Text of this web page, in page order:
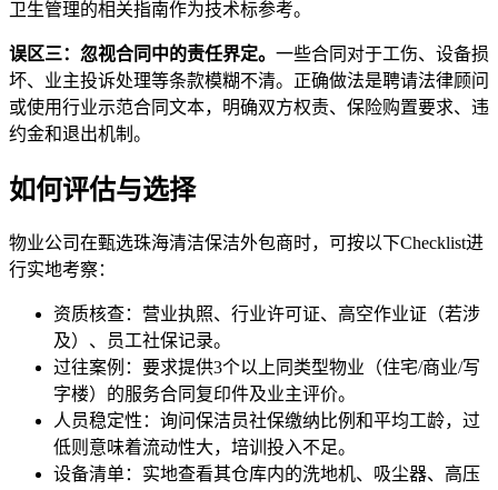
卫生管理的相关指南作为技术标参考。
误区三：忽视合同中的责任界定。 一些合同对于工伤、设备损
坏、业主投诉处理等条款模糊不清。正确做法是聘请法律顾问
或使用行业示范合同文本，明确双方权责、保险购置要求、违
约金和退出机制。
如何评估与选择
物业公司在甄选珠海清洁保洁外包商时，可按以下Checklist进
行实地考察：
资质核查：营业执照、行业许可证、高空作业证（若涉
及）、员工社保记录。
过往案例：要求提供3个以上同类型物业（住宅/商业/写
字楼）的服务合同复印件及业主评价。
人员稳定性：询问保洁员社保缴纳比例和平均工龄，过
低则意味着流动性大，培训投入不足。
设备清单：实地查看其仓库内的洗地机、吸尘器、高压